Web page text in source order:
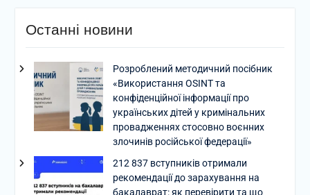
Останні новини
Розроблений методичний посібник
«Використання OSINT та
конфіденційної інформації про
українських дітей у кримінальних
провадженнях стосовно воєнних
злочинів російської федерації»
212 837 вступників отримали
рекомендації до зарахування на
бакалаврат: як перевірити та що